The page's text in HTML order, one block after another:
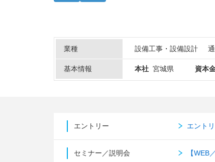
業種 設備工事・設備設計
基本情報 本社 宮城県 資本
エントリー エント
セミナー／説明会 【WEB